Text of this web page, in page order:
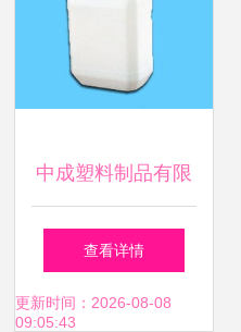
中成塑料制品有限
责任公司 精密模具
与高清品质的价值
查看详情
更新时间：2026-08-08
09:05:43